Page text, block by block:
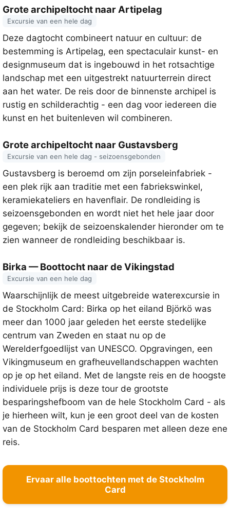
Grote archipeltocht naar Artipelag
Excursie van een hele dag
Deze dagtocht combineert natuur en cultuur: de
bestemming is Artipelag, een spectaculair kunst- en
designmuseum dat is ingebouwd in het rotsachtige
landschap met een uitgestrekt natuurterrein direct
aan het water. De reis door de binnenste archipel is
rustig en schilderachtig - een dag voor iedereen die
kunst en het buitenleven wil combineren.
Grote archipeltocht naar Gustavsberg
Excursie van een hele dag - seizoensgebonden
Gustavsberg is beroemd om zijn porseleinfabriek -
een plek rijk aan traditie met een fabriekswinkel,
keramiekateliers en havenflair. De rondleiding is
seizoensgebonden en wordt niet het hele jaar door
gegeven; bekijk de seizoenskalender hieronder om te
zien wanneer de rondleiding beschikbaar is.
Birka — Boottocht naar de Vikingstad
Excursie van een hele dag
Waarschijnlijk de meest uitgebreide waterexcursie in
de Stockholm Card: Birka op het eiland Björkö was
meer dan 1000 jaar geleden het eerste stedelijke
centrum van Zweden en staat nu op de
Werelderfgoedlijst van UNESCO. Opgravingen, een
Vikingmuseum en grafheuvellandschappen wachten
op je op het eiland. Met de langste reis en de hoogste
individuele prijs is deze tour de grootste
besparingshefboom van de hele Stockholm Card - als
je hierheen wilt, kun je een groot deel van de kosten
van de Stockholm Card besparen met alleen deze ene
reis.
Ervaar alle boottochten met de Stockholm
Card